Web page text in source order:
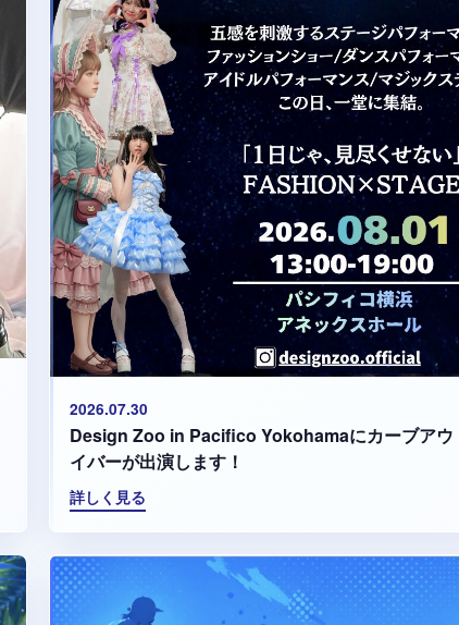
2026.07.30
Design Zoo in Pacifico Yokohamaにカーブアウ
イバーが出演します！
詳しく見る